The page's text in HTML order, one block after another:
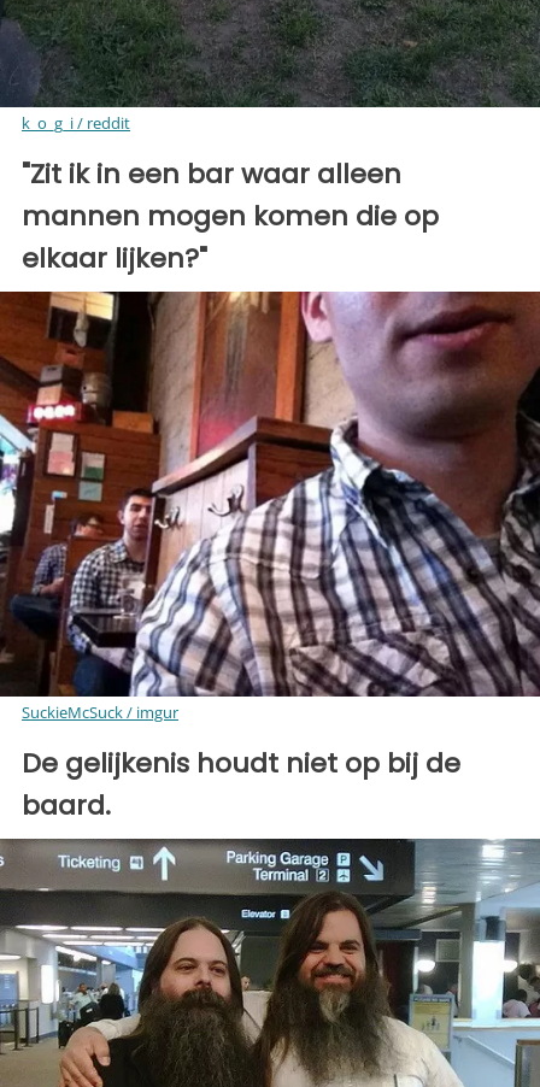
k_o_g_i / reddit
"Zit ik in een bar waar alleen
mannen mogen komen die op
elkaar lijken?"
SuckieMcSuck / imgur
De gelijkenis houdt niet op bij de
baard.